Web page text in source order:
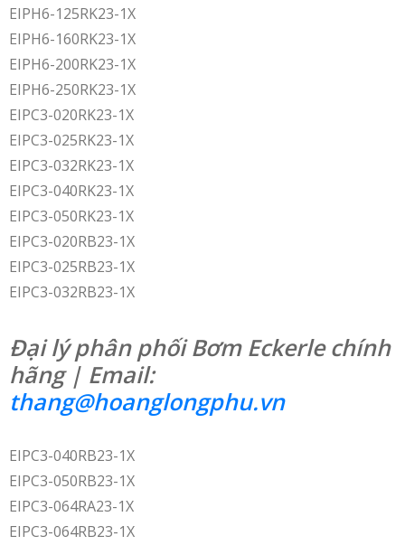
EIPH6-125RK23-1X
EIPH6-160RK23-1X
EIPH6-200RK23-1X
EIPH6-250RK23-1X
EIPC3-020RK23-1X
EIPC3-025RK23-1X
EIPC3-032RK23-1X
EIPC3-040RK23-1X
EIPC3-050RK23-1X
EIPC3-020RB23-1X
EIPC3-025RB23-1X
EIPC3-032RB23-1X
Đại lý phân phối Bơm Eckerle chính
hãng | Email:
thang@hoanglongphu.vn
EIPC3-040RB23-1X
EIPC3-050RB23-1X
EIPC3-064RA23-1X
EIPC3-064RB23-1X